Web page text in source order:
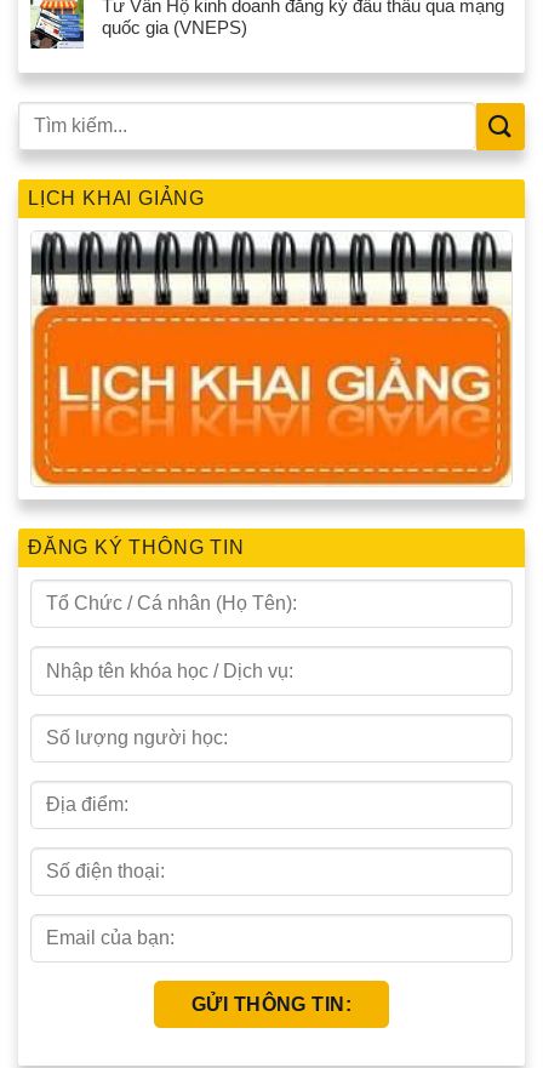
Tư Vấn Hộ kinh doanh đăng ký đấu thầu qua mạng
quốc gia (VNEPS)
LỊCH KHAI GIẢNG
ĐĂNG KÝ THÔNG TIN